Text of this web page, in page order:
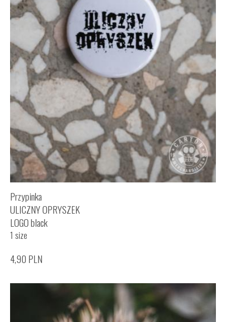
Przypinka
ULICZNY OPRYSZEK
LOGO black
1 size
4,90 PLN